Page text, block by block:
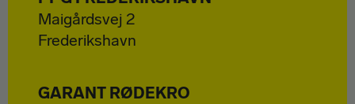
Maigårdsvej 2
Frederikshavn
GARANT RØDEKRO